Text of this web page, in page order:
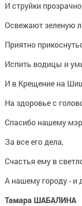
И струйки
Освежают зеленую
Приятно
Испить водицы и
И в Крещение на
На здоровье с
Спасибо нашему
За все его дела,
Счастья ему в
А нашему городу - и
Тамара ШАБАЛИНА